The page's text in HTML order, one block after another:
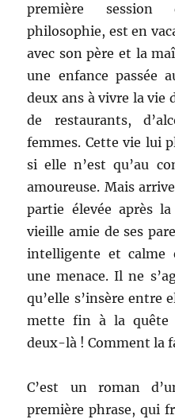
première session
philosophie, est en
avec son père et la
une enfance passée
deux ans à vivre la vie
de restaurants,
femmes. Cette vie lui
si elle n’est qu’au
amoureuse. Mais
partie élevée après
vieille amie de ses
intelligente et calme
une menace. Il ne
qu’elle s’insère entre
mette fin à la quête
deux-là ! Comment la
C’est un roman
première phrase, qui